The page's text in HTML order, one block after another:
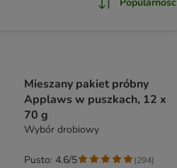
Mieszany pakiet próbny
Applaws w puszkach, 12 x
70 g
Wybór drobiowy
Pusto: 4.6/5 (294)